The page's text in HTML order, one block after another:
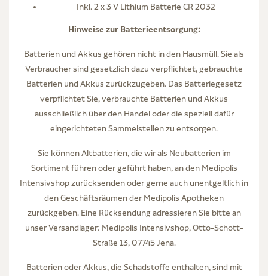
Inkl. 2 x 3 V Lithium Batterie CR 2032
Hinweise zur Batterieentsorgung:
Batterien und Akkus gehören nicht in den Hausmüll. Sie als
Verbraucher sind gesetzlich dazu verpflichtet, gebrauchte
Batterien und Akkus zurückzugeben. Das Batteriegesetz
verpflichtet Sie, verbrauchte Batterien und Akkus
ausschließlich über den Handel oder die speziell dafür
eingerichteten Sammelstellen zu entsorgen.
Sie können Altbatterien, die wir als Neubatterien im
Sortiment führen oder geführt haben, an den Medipolis
Intensivshop zurücksenden oder gerne auch unentgeltlich in
den Geschäftsräumen der Medipolis Apotheken
zurückgeben. Eine Rücksendung adressieren Sie bitte an
unser Versandlager: Medipolis Intensivshop, Otto-Schott-
Straße 13, 07745 Jena.
Batterien oder Akkus, die Schadstoffe enthalten, sind mit